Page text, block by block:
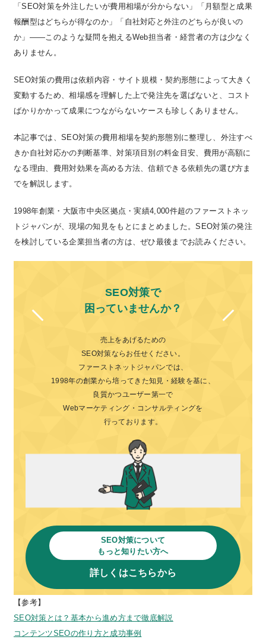
「SEO対策を外注したいが費用相場が分からない」「月額型と成果
報酬型はどちらが得なのか」「自社対応と外注のどちらが良いの
か」——このような疑問を抱えるWeb担当者・経営者の方は少なく
ありません。
SEO対策の費用は依頼内容・サイト規模・契約形態によって大きく
変動するため、相場感を理解した上で発注先を選ばないと、コスト
ばかりかかって成果につながらないケースも珍しくありません。
本記事では、SEO対策の費用相場を契約形態別に整理し、外注すべ
きか自社対応かの判断基準、対策項目別の料金目安、費用が高額に
なる理由、費用対効果を高める方法、信頼できる依頼先の選び方ま
でを解説します。
1998年創業・大阪市中央区拠点・実績4,000件超のファーストネッ
トジャパンが、現場の知見をもとにまとめました。SEO対策の発注
を検討している企業担当者の方は、ぜひ最後までお読みください。
SEO対策で
困っていませんか？
売上をあげるための
SEO対策ならお任せください。
ファーストネットジャパンでは、
1998年の創業から培ってきた知見・経験を基に、
良質かつユーザー第一で
Webマーケティング・コンサルティングを
行っております。
SEO対策について
もっと知りたい方へ
詳しくはこちらから
【参考】
SEO対策とは？基本から進め方まで徹底解説
コンテンツSEOの作り方と成功事例